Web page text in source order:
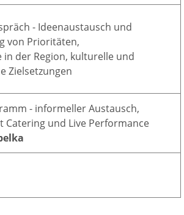
- Ideenaustausch und
von Prioritäten,
in der Region, kulturelle und
Zielsetzungen
- informeller Austausch,
Catering und Live Performance